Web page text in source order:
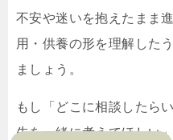
不安や迷いを抱えたまま
用・供養の形を理解した
ましょう。
もし「どこに相談したら
先を一緒に考えてほしい